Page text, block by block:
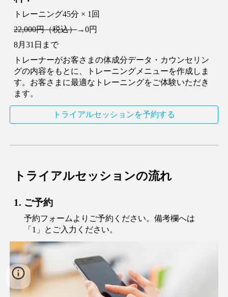
トレーニング45分 × 1回
22,000円（税込）→0円
8月31 日まで
トレーナーがお客さまの体成分データ・カウンセリン
グの内容をもとに、トレーニングメニューを作成しま
す。お客さまに最適なトレーニングをご体験いただき
ます。
トライアルセッションを予約する
トライアルセッションの流れ
ご予約
予約フォームよりご予約ください。備考欄へは
「 1 」とご入力ください。